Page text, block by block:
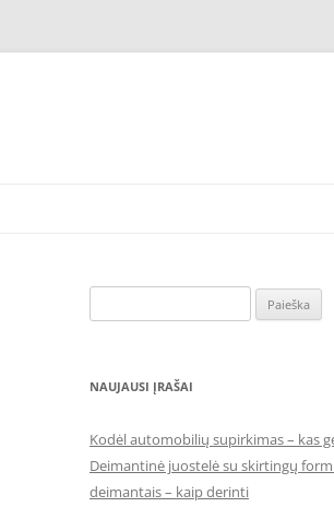
NAUJAUSI ĮRAŠAI
Kodėl automobilių supirkimas – kas
Deimantinė juostelė su skirtingų
deimantais – kaip derinti